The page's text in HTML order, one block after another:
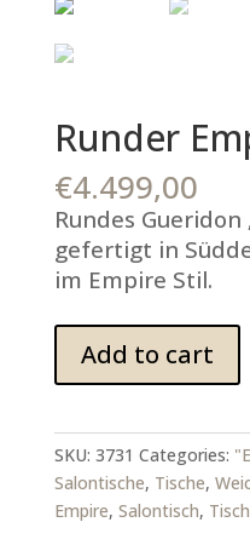
Runder
€4.499,00
Rundes Gueridon
gefertigt in
im Empire Stil.
Empire
Gueridon
Add to cart
SKU: 3731 Categories:
Salontische, Tische,
Empire, Salontisch, Tisch